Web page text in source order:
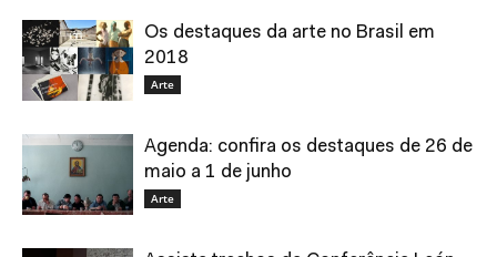
Os destaques da arte no Brasil em
2018
Arte
Agenda: confira os destaques de 26 de
maio a 1 de junho
Arte